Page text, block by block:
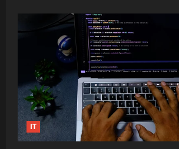
обрушила
ещё
один
рынок,
на этот
раз —
кибербез
IT